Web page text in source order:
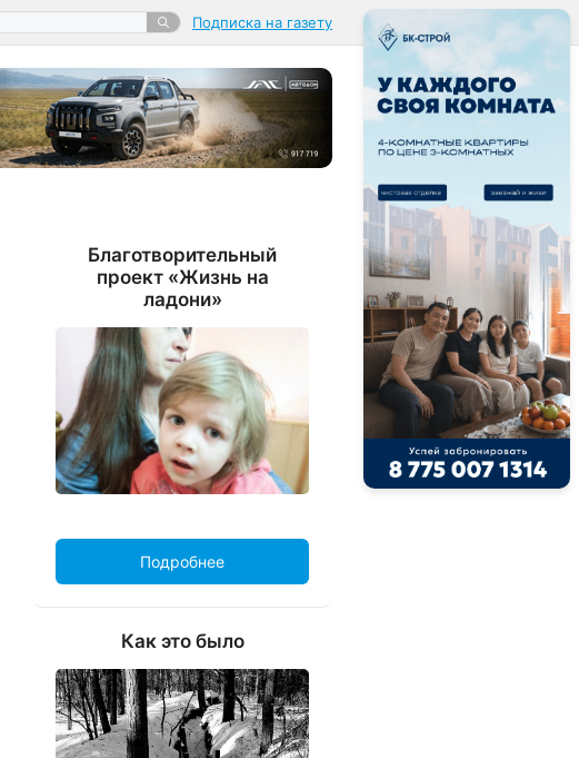
Подписка на газету
Благотворительный
проект «Жизнь на
ладони»
Подробнее
Как это было